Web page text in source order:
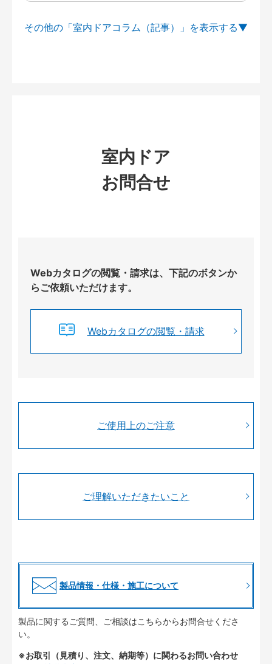
その他の「室内ドアコラム（記事）」を
室内ドア
お問合せ
Webカタログの閲覧・請求は、下記のボタンか
らご依頼いただけます。
Webカタログの閲覧・請求
ご使用上のご注意
ご理解いただきたいこと
製品情報・仕様・施工について
製品に関するご質問、ご相談はこちらからお問合せくださ
い。
※お取引（見積り、注文、納期等）に関わるお問い合わせ